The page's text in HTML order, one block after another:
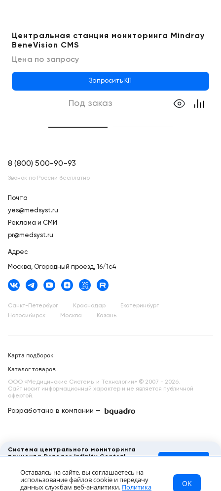
МСТ Каталог
Главная
Система центрального мониторинга
пациента Draeger Infinity Central
Цена по запросу
Центральная станция мониторинга Mindray
BeneVision CMS
Цена по запросу
Запросить КП
Под заказ
8 (800) 500-90-93
Звонок по России бесплатно
Почта
yes@medsyst.ru
Реклама и СМИ
pr@medsyst.ru
Адрес
Москва, Огородный проезд, 16/1с4
Санкт-Петербург Краснодар
Екатеринбург
Новосибирск
Москва Казань
Карта подборок
Каталог товаров
ООО «Медицинские Системы и Технологии» © 2007 - 2026.
Сайт носит информационный характер и не является публичной
офертой.
Разработано в компании —
Оставаясь на сайте, вы соглашаетесь на
использование файлов cookie и передачу
данных службам веб-аналитики. Политика
OK